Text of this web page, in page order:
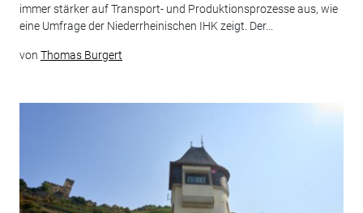
immer stärker auf Transport- und Produktionsprozesse aus, wie
eine Umfrage der Niederrheinischen IHK zeigt. Der...
von Thomas Burgert